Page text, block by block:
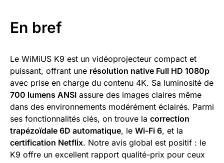
En bref
Le WiMiUS K9 est un vidéoprojecteur compact et
puissant, offrant une résolution native Full HD 1080p
avec prise en charge du contenu 4K. Sa luminosité de
700 lumens ANSI assure des images claires même
dans des environnements modérément éclairés. Parmi
ses fonctionnalités clés, on trouve la correction
trapézoïdale 6D automatique, le Wi-Fi 6, et la
certification Netflix. Notre avis global est positif : le
K9 offre un excellent rapport qualité-prix pour ceux